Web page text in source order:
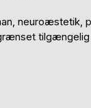
neuroæstetik,
tilgængelig